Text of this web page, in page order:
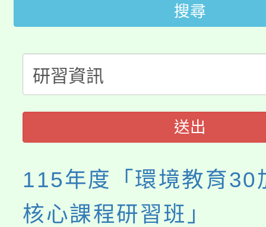
桃園市115學年度學生
代理(課)教師甄選結果(
公告本校115學年度第
代理(課)教師甄選結果(
《TA101》溝通分析基
程，歡迎學生輔導中心
心理、諮商輔導、社會
搜尋
送出
115年度「環境教育30
核心課程研習班」